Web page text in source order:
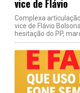
vice de Flávio
Complexa
vice de Flávio
hesitação do PP,